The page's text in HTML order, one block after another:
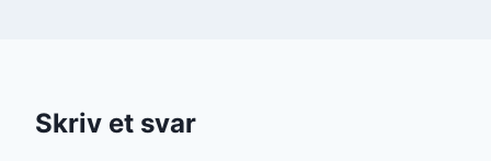
Skriv et svar